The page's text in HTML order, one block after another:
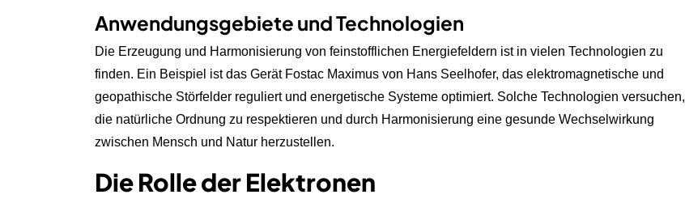
Anwendungsgebiete und Technologien
Die Erzeugung und Harmonisierung von feinstofflichen Energiefeldern ist in vielen Technologien zu
finden. Ein Beispiel ist das Gerät Fostac Maximus von Hans Seelhofer, das elektromagnetische und
geopathische Störfelder reguliert und energetische Systeme optimiert. Solche Technologien versuchen,
die natürliche Ordnung zu respektieren und durch Harmonisierung eine gesunde Wechselwirkung
zwischen Mensch und Natur herzustellen.
Die Rolle der Elektronen